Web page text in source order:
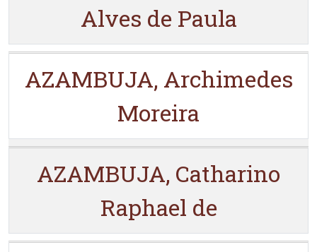
Alves de Paula
AZAMBUJA, Archimedes
Moreira
AZAMBUJA, Catharino
Raphael de